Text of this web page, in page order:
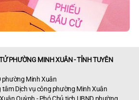
PHƯỜNG MINH XUÂN - TỈNH TUYÊN
phường Minh Xuân
Dịch vụ công phường Minh Xuân